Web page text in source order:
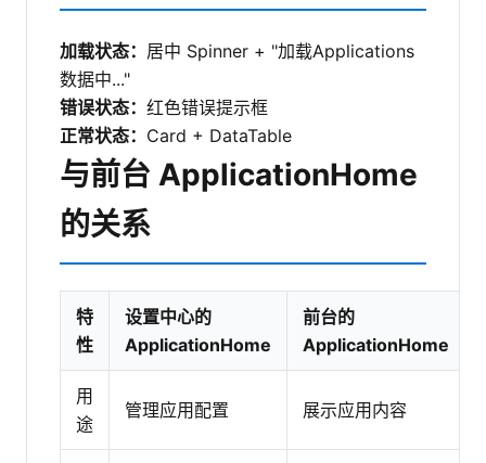
加载状态： 居中 Spinner + "加载Applications
数据中..."
错误状态： 红色错误提示框
正常状态： Card + DataTable
与前台 ApplicationHome
的关系
特
性
设置中心的
ApplicationHome
前台的
ApplicationHome
用
途
管理应用配置 展示应用内容